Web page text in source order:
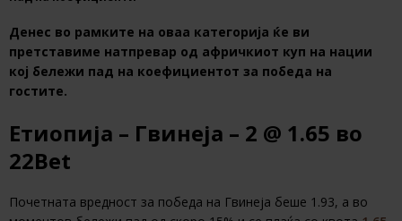
Денес во рамките на оваа категорија ќе ви
претставиме натпревар од афричкиот куп на нации
кој бележи пад на коефициентот за победа на
гостите.
Етиопија – Гвинеја – 2 @ 1.65 во
22Bet
Почетната вредност за победа на Гвинеја беше 1.93, а во